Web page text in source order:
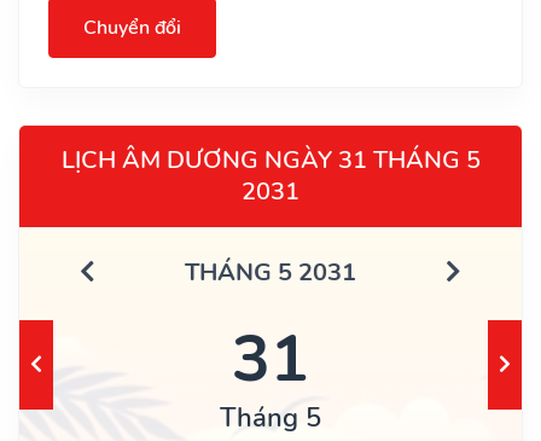
Chuyển đổi
LỊCH ÂM DƯƠNG NGÀY 31 THÁNG 5
2031
THÁNG 5 2031
31
Tháng 5